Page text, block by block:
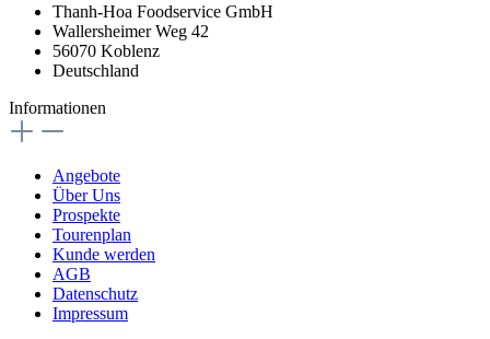
Thanh-Hoa Foodservice GmbH
Wallersheimer Weg 42
56070 Koblenz
Deutschland
Informationen
Angebote
Über Uns
Prospekte
Tourenplan
Kunde werden
AGB
Datenschutz
Impressum